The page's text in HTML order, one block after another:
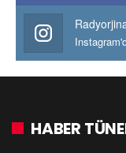
HABER